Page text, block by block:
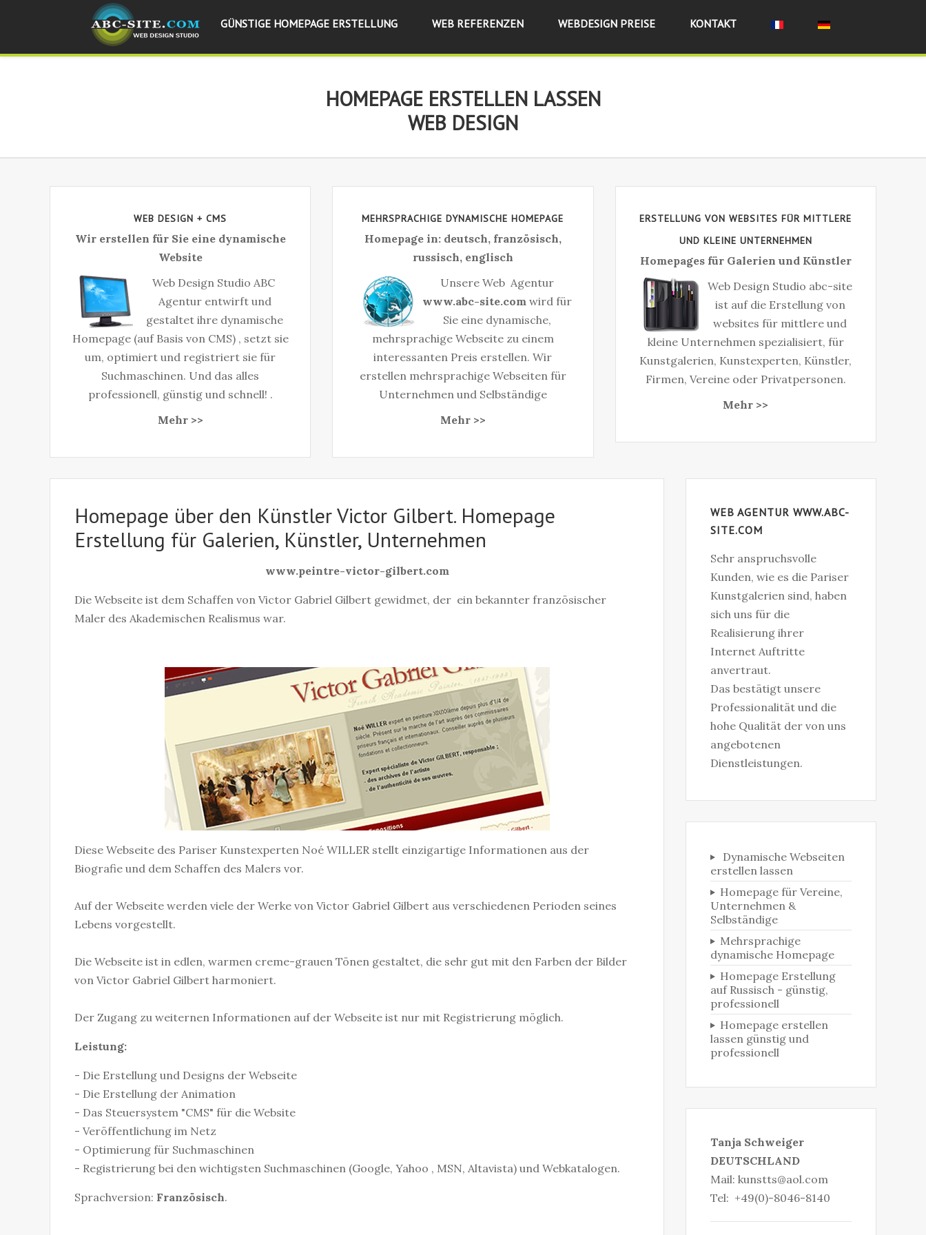
GÜNSTIGE HOMEPAGE ERSTELLUNG WEB REFERENZEN WEBDESIGN PREISE KONTAKT
СRÉATION SITES WEB DYNAMIQUES
WEB DESIGN
HOMEPAGE ERSTELLEN LASSEN
WEB DESIGN
WEB DESIGN + CMS
Wir erstellen für Sie eine dynamische
Website
Web Design Studio ABC
Agentur entwirft und
gestaltet ihre dynamische
Homepage (auf Basis von CMS) , setzt sie
um, optimiert und registriert sie für
Suchmaschinen. Und das alles
professionell, günstig und schnell! .
Mehr >>
MEHRSPRACHIGE DYNAMISCHE HOMEPAGE
Homepage in: deutsch, französisch,
russisch, englisch
Unsere Web Agentur
www.abc-site.com wird für
Sie eine dynamische,
mehrsprachige Webseite zu einem
interessanten Preis erstellen. Wir
erstellen mehrsprachige Webseiten für
Unternehmen und Selbständige‎
Mehr >>
ERSTELLUNG VON WEBSITES FÜR MITTLERE
UND KLEINE UNTERNEHMEN
Homepages für Galerien und Künstler
Web Design Studio abc-site
ist auf die Erstellung von
websites für mittlere und
kleine Unternehmen spezialisiert, für
Kunstgalerien, Kunstexperten, Künstler,
Firmen, Vereine oder Privatpersonen.
Mehr >>
Homepage über den Künstler Victor Gilbert. Homepage
Erstellung für Galerien, Künstler, Unternehmen
www.peintre-victor-gilbert.com
Die Webseite ist dem Schaffen von Victor Gabriel Gilbert gewidmet, der ein bekannter französischer
Maler des Akademischen Realismus war.
Diese Webseite des Pariser Kunstexperten Noé WILLER stellt einzigartige Informationen aus der
Biografie und dem Schaffen des Malers vor.
Auf der Webseite werden viele der Werke von Victor Gabriel Gilbert aus verschiedenen Perioden seines
Lebens vorgestellt.
Die Webseite ist in edlen, warmen creme-grauen Tönen gestaltet, die sehr gut mit den Farben der Bilder
von Victor Gabriel Gilbert harmoniert.
Der Zugang zu weiternen Informationen auf der Webseite ist nur mit Registrierung möglich.
Leistung:
- Die Erstellung und Designs der Webseite
- Die Erstellung der Animation
- Das Steuersystem "CMS" für die Website
- Veröffentlichung im Netz
- Optimierung für Suchmaschinen
- Registrierung bei den wichtigsten Suchmaschinen (Google, Yahoo , MSN, Altavista) und Webkatalogen.
Sprachversion: Französisch.
WEB AGENTUR WWW.ABC-
SITE.COM
Sehr anspruchsvolle
Kunden, wie es die Pariser
Kunstgalerien sind, haben
sich uns für die
Realisierung ihrer
Internet Auftritte
anvertraut.
Das bestätigt unsere
Professionalität und die
hohe Qualität der von uns
angebotenen
Dienstleistungen.
Dynamische Webseiten
erstellen lassen
Homepage für Vereine,
Unternehmen &
Selbständige‎
Mehrsprachige
dynamische Homepage
Homepage Erstellung
auf Russisch - günstig,
professionell
Homepage erstellen
lassen günstig und
professionell
Tanja Schweiger
DEUTSCHLAND
Mail:kunstts@aol.com
Tel: +49(0)-8046-8140